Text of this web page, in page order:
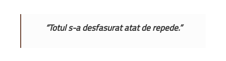
“Totul s-a desfasurat atat de repede.”